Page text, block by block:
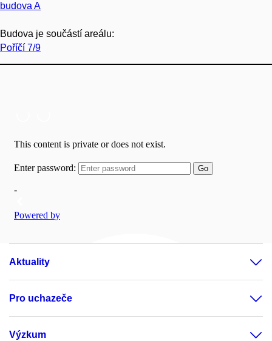
budova A
Budova je součástí areálu:
Poříčí 7/9
Aktuality
Pro uchazeče
Výzkum